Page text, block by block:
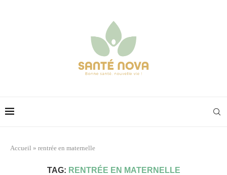
Accueil » rentrée en maternelle
TAG: RENTRÉE EN MATERNELLE